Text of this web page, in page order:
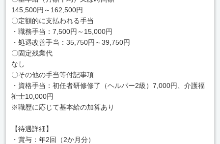
145,500円～162,500円
〇定額的に支払われる手当
・職務手当：7,500円～15,000円
・処遇改善手当：35,750円～39,750円
〇固定残業代
なし
〇その他の手当等付記事項
・資格手当：初任者研修修了（ヘルパー2級）7,000円、介護福
祉士10,000円
※職歴に応じて基本給の加算あり
【待遇詳細】
・賞与：年2回（2か月分）